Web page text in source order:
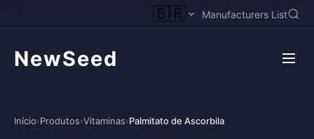
🇧🇷 Manufacturers List
NewSeed
Início›Produtos›Vitaminas›Palmitato de Ascorbila